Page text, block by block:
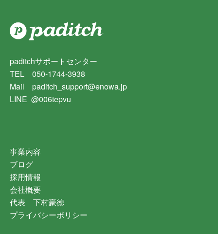
paditchサポートセンター
TEL 050-1744-3938
Mail paditch_support@enowa.jp
LINE @006tepvu
事業内容
ブログ
採用情報
会社概要
代表 下村豪徳
プライバシーポリシー